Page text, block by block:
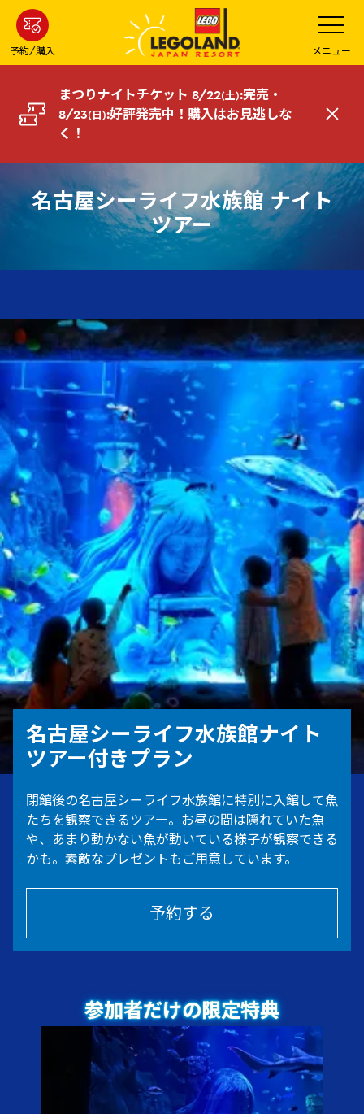
ン
コ
へ
予約/購入
メ
ニ
ュ
ー
を
開
メニュー
まつりナイトチケット 8/22(土):完売・
8/23(日):好評発売中！ 購入はお見逃しな
く！
閉
名古屋シーライフ水族館 ナイト
ツアー
名古屋シーライフ水族館ナイト
ツアー付きプラン
閉館後の名古屋シーライフ水族館に特別に入館して魚
たちを観察できるツアー。お昼の間は隠れていた魚
や、あまり動かない魚が動いている様子が観察できる
かも。素敵なプレゼントもご用意しています。
予約する
参加者だけの限定特典